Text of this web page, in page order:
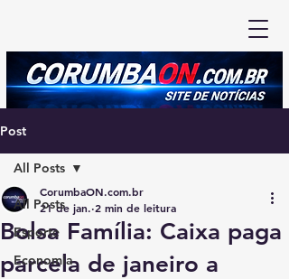
Post
All Posts
Esporte
Economia
All Posts
Bolsa Família: Caixa paga
parcela de janeiro a
CorumbaON.com.br
21 de jan. 2 min de leitura